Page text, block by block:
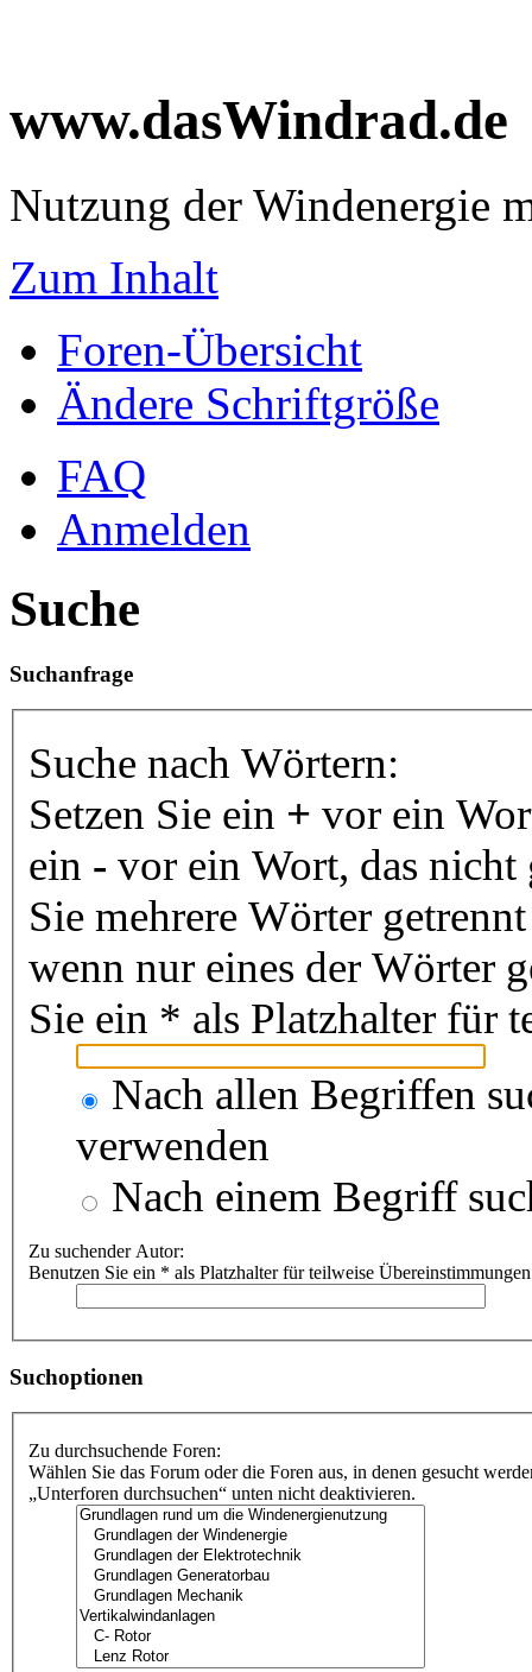
www.dasWindrad.de
Nutzung der Windenergie
Zum Inhalt
Foren-Übersicht
Ändere Schriftgröße
FAQ
Anmelden
Suche
Suchanfrage
Suche nach Wörtern:
Setzen Sie ein + vor ein
ein - vor ein Wort, das nicht
Sie mehrere Wörter
wenn nur eines der Wörter
Sie ein * als Platzhalter für
Nach allen Begriffen
verwenden
Nach einem Begriff
Zu suchender Autor:
Benutzen Sie ein * als Platzhalter für teilweise
Suchoptionen
Zu durchsuchende Foren:
Wählen Sie das Forum oder die Foren aus, in denen gesucht
„Unterforen durchsuchen“ unten nicht deaktivieren.